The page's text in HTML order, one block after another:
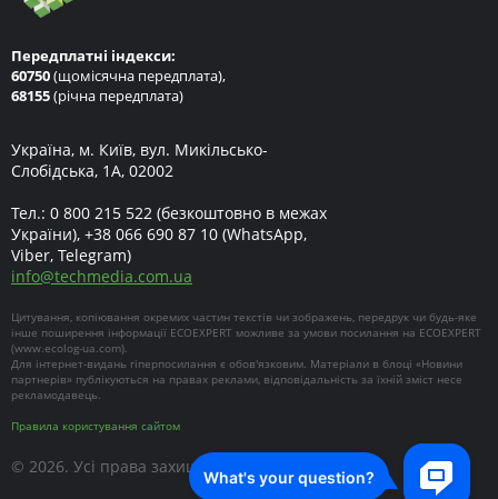
Передплатні індекси:
60750(щомісячна передплата),
68155(річна передплата)
Україна, м. Київ, вул. Микільсько-
Слобідська, 1А, 02002
Тел.: 0 800 215 522 (безкоштовно в межах
України), +38 066 690 87 10 (WhatsApp,
Viber, Telegram)
info@techmedia.com.ua
Цитування, копіювання окремих частин текстів чи зображень, передрук чи будь-яке
інше поширення інформації ECOEXPERT можливе за умови посилання на ECOEXPERT
(www.ecolog-ua.com).
Для інтернет-видань гіперпосилання є обов'язковим. Матеріали в блоці «Новини
партнерів» публікуються на правах реклами, відповідальність за їхній зміст несе
рекламодавець.
Правила користування сайтом
© 2026. Усі права захищені